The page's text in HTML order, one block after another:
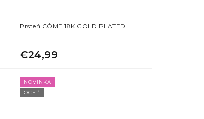
Prsteň CÔME 18K GOLD PLATED
€24,99
NOVINKA
OCEĽ